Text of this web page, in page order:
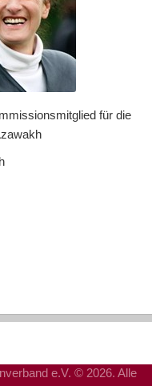
für die
e.V. © 2026. Alle